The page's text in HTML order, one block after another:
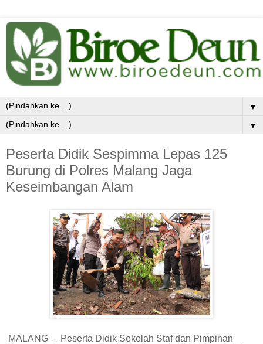
▼
▼
Peserta Didik Sespimma Lepas 125
Burung di Polres Malang Jaga
Keseimbangan Alam
MALANG – Peserta Didik Sekolah Staf dan Pimpinan